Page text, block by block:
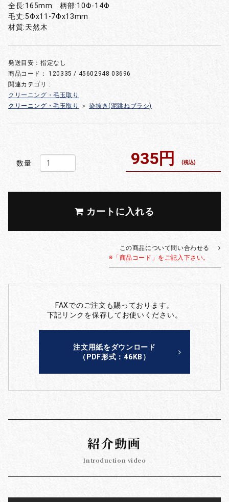
全長:165mm 柄部:10Φ-14Φ
毛丈:5Φx11-7Φx13mm
材質:天然木
発送目安：指定なし
商品コード：120335 / 45602948 03696
関連カテゴリ :
クリーニング・毛玉取り
クリーニング・毛玉取り
＞ 染抜き(泥跳ねブラシ)
数量 935円 (税込)
カートに入れる
この商品について問い合わせる
※「商品コード」をご記入下さい。
FAXでのご注文も賜っております。
下記リンクを保存してお使いください。
注文用紙をダウンロード
（PDF形式：46KB）
紹介動画
Introduction video